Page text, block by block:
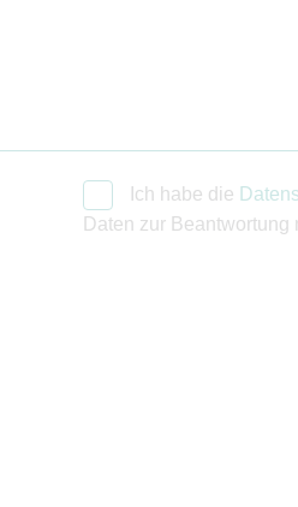
Ich habe die
Daten zur